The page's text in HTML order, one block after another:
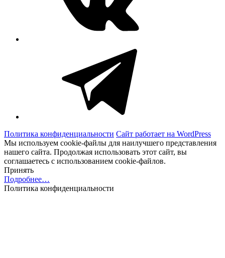
Политика конфиденциальности Сайт работает на WordPress
Мы используем cookie-файлы для наилучшего представления
нашего сайта. Продолжая использовать этот сайт, вы
соглашаетесь с использованием cookie-файлов.
Принять
Подробнее…
Политика конфиденциальности